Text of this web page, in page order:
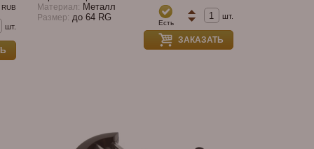
шт.
Материал: Металл
Размер: до 64 RG
Есть
шт.
ЗАКАЗАТЬ